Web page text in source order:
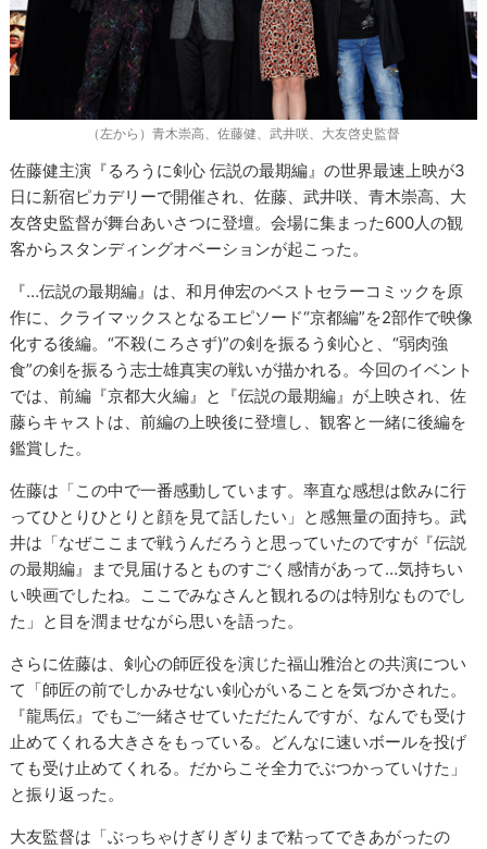
（左から）青木崇高、佐藤健、武井咲、大友啓史監督
佐藤健主演『るろうに剣心 伝説の最期編』の世界最速上映が3
日に新宿ピカデリーで開催され、佐藤、武井咲、青木崇高、大
友啓史監督が舞台あいさつに登壇。会場に集まった600人の観
客からスタンディングオベーションが起こった。
『…伝説の最期編』は、和月伸宏のベストセラーコミックを原
作に、クライマックスとなるエピソード“京都編”を2部作で映像
化する後編。“不殺(ころさず)”の剣を振るう剣心と、“弱肉強
食”の剣を振るう志士雄真実の戦いが描かれる。今回のイベント
では、前編『京都大火編』と『伝説の最期編』が上映され、佐
藤らキャストは、前編の上映後に登壇し、観客と一緒に後編を
鑑賞した。
佐藤は「この中で一番感動しています。率直な感想は飲みに行
ってひとりひとりと顔を見て話したい」と感無量の面持ち。武
井は「なぜここまで戦うんだろうと思っていたのですが『伝説
の最期編』まで見届けるとものすごく感情があって…気持ちい
い映画でしたね。ここでみなさんと観れるのは特別なものでし
た」と目を潤ませながら思いを語った。
さらに佐藤は、剣心の師匠役を演じた福山雅治との共演につい
て「師匠の前でしかみせない剣心がいることを気づかされた。
『龍馬伝』でもご一緒させていただたんですが、なんでも受け
止めてくれる大きさをもっている。どんなに速いボールを投げ
ても受け止めてくれる。だからこそ全力でぶつかっていけた」
と振り返った。
大友監督は「ぶっちゃけぎりぎりまで粘ってできあがったの